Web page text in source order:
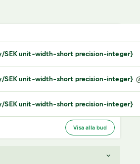
SEK unit-width-short precision-integer}
SEK unit-width-short precision-integer}
SEK unit-width-short precision-integer}
Visa alla bud